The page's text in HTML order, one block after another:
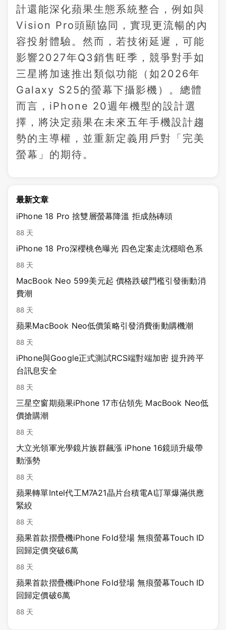
計還能深化蘋果生態系統整合，例如與
Vision Pro頭顯協同，實現更流暢的內
容投射體驗。然而，若技術延遲，可能
影響2027年Q3銷售旺季，競爭對手如
三星將加速推出類似功能（如2026年
Galaxy S25的螢幕下攝影機）。總體
而言，iPhone 20週年機型的設計選
擇，將決定蘋果在未來五年手機設計趨
勢的主導權，並重新定義用戶對「完美
螢幕」的期待。
最新文章
iPhone 18 Pro 捨雙層螢幕降溫 拒成熱磚頭
88 天
iPhone 18 Pro深櫻桃色曝光 四色定案走沈穩暗色系
88 天
MacBook Neo 599美元起 價格跌破門檻引發衝動消
費潮
88 天
蘋果MacBook Neo低價策略引發消費衝動購機潮
88 天
iPhone與Google正式測試RCS端對端加密 提升跨平
台訊息安全
88 天
三星空窗期蘋果iPhone 17市佔領先 MacBook Neo低
價搶購潮
88 天
大立光領軍光學鏡片族群飆漲 iPhone 16鏡頭升級帶
動漲勢
88 天
蘋果轉單Intel代工M7A21晶片台積電AI訂單爆滿供應
緊絞
88 天
蘋果首款摺疊機iPhone Fold登場 無痕螢幕Touch ID
回歸定價突破6萬
88 天
蘋果首款摺疊機iPhone Fold登場 無痕螢幕Touch ID
回歸定價破6萬
88 天